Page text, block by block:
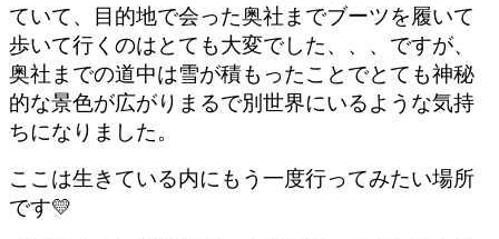
ていて、目的地で会った奥社までブーツを履いて
歩いて行くのはとても大変でした、、、ですが、
奥社までの道中は雪が積もったことでとても神秘
的な景色が広がりまるで別世界にいるような気持
ちになりました。
ここは生きている内にもう一度行ってみたい場所
です💛